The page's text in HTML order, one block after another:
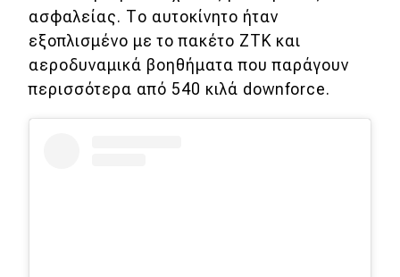
ασφαλείας. Το αυτοκίνητο ήταν
εξοπλισμένο με το πακέτο ZTK και
αεροδυναμικά βοηθήματα που παράγουν
περισσότερα από 540 κιλά downforce.